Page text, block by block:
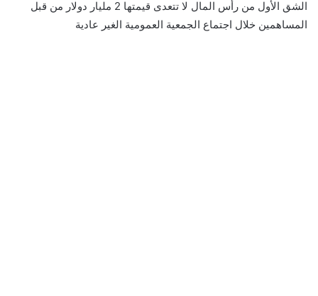
الشق الأول من رأس المال لا تتعدى قيمتها 2 مليار دولار من قبل
المساهمين خلال اجتماع الجمعية العمومية الغير عادية